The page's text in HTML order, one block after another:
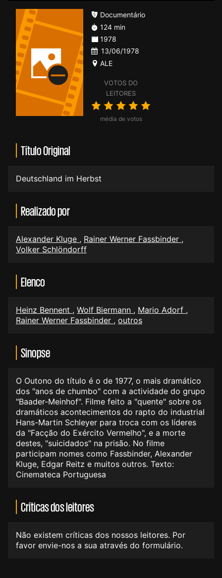
VOTOS DO
LEITORES
média de votos
Documentário
124 min
1978
13/06/1978
ALE
Título Original
Deutschland im Herbst
Realizado por
Alexander Kluge , Rainer Werner Fassbinder ,
Volker Schlöndorff
Elenco
Heinz Bennent , Wolf Biermann , Mario Adorf ,
Rainer Werner Fassbinder , outros
Sinopse
O Outono do título é o de 1977, o mais dramático
dos "anos de chumbo" com a actividade do grupo
"Baader-Meinhof". Filme feito a "quente" sobre os
dramáticos acontecimentos do rapto do industrial
Hans-Martin Schleyer para troca com os líderes
da "Facção do Exército Vermelho", e a morte
destes, "suicidados" na prisão. No filme
participam nomes como Fassbinder, Alexander
Kluge, Edgar Reitz e muitos outros. Texto:
Cinemateca Portuguesa
Críticas dos leitores
Não existem críticas dos nossos leitores. Por
favor envie-nos a sua através do formulário.